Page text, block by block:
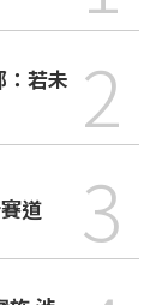
若未 2
道 3